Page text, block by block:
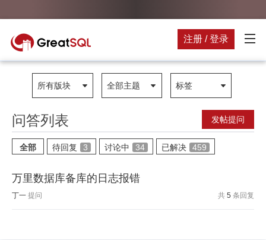
注册 / 登录
所有版块 全部主题 标签
问答列表 发帖提问
全部 待回复 3 讨论中 34 已解决 459
万里数据库备库的日志报错
丁一 提问 共 5 条回复